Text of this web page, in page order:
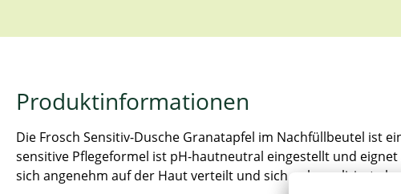
Produktinformationen
Die Frosch Sensitiv-Dusche Granatapfel im Nachfüllbeutel ist
sensitive Pflegeformel ist pH-hautneutral eingestellt und
sich angenehm auf der Haut verteilt und sich unkompliziert